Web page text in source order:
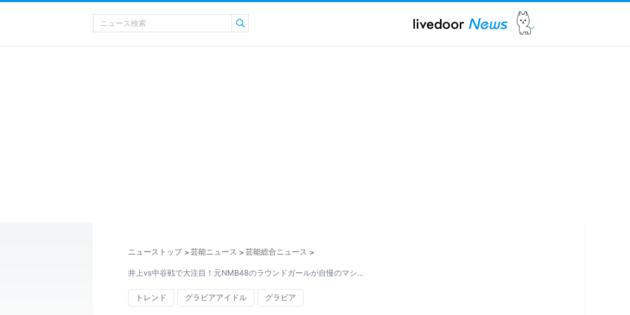
ニューストップ > 芸能ニュース > 芸能総合ニュース >
井上vs中谷戦で大注目！元NMB48のラウンドガールが自慢のマシ…
トレンド グラビアアイドル グラビア